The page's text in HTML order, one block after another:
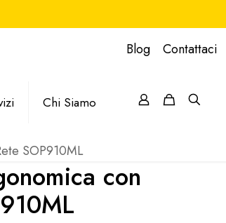
Blog Contattaci
Chi Siamo
SOP910ML
con